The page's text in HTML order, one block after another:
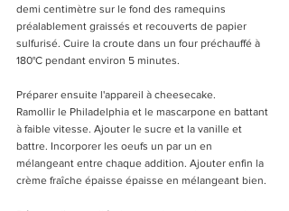
demi centimètre sur le fond des ramequins
préalablement graissés et recouverts de papier
sulfurisé. Cuire la croute dans un four préchauffé à
180°C pendant environ 5 minutes.
Préparer ensuite l'appareil à cheesecake.
Ramollir le Philadelphia et le mascarpone en battant
à faible vitesse. Ajouter le sucre et la vanille et
battre. Incorporer les oeufs un par un en
mélangeant entre chaque addition. Ajouter enfin la
crème fraîche épaisse épaisse en mélangeant bien.